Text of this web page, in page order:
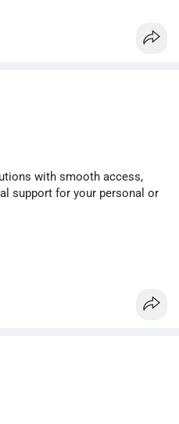
with smooth access,
support for your personal or